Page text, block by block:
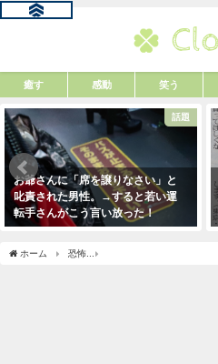
癒す 感動 笑う
話題
お爺さんに「席を譲りなさい」と
叱責された男性。→すると若い運
転手さんがこう言い放った！
ホーム 恐怖